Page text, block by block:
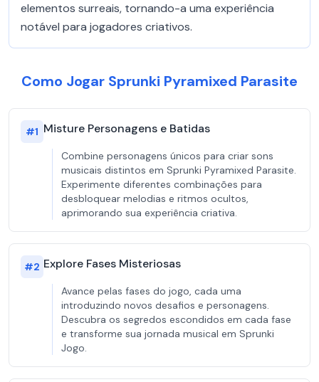
elementos surreais, tornando-a uma experiência
notável para jogadores criativos.
Como Jogar Sprunki Pyramixed Parasite
#1 Misture Personagens e Batidas
Combine personagens únicos para criar sons
musicais distintos em Sprunki Pyramixed Parasite.
Experimente diferentes combinações para
desbloquear melodias e ritmos ocultos,
aprimorando sua experiência criativa.
#2 Explore Fases Misteriosas
Avance pelas fases do jogo, cada uma
introduzindo novos desafios e personagens.
Descubra os segredos escondidos em cada fase
e transforme sua jornada musical em Sprunki
Jogo.